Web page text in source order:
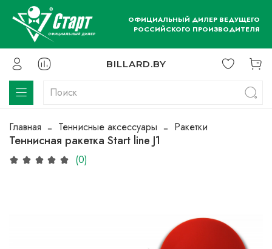
ОФИЦИАЛЬНЫЙ ДИЛЕР ВЕДУЩЕГО
РОССИЙСКОГО ПРОИЗВОДИТЕЛЯ
BILLARD.BY
Главная Теннисные аксессуары Ракетки
Теннисная ракетка Start line J1
(0)